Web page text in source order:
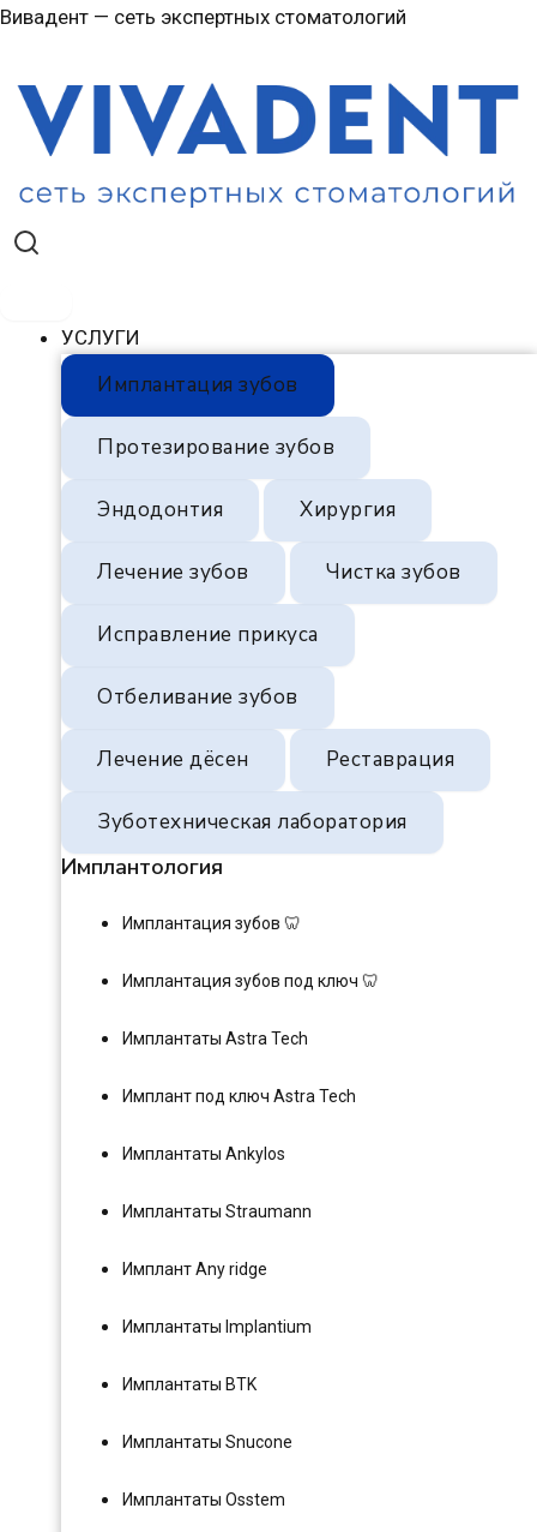
Перейти
содержимому
Вивадент — сеть экспертных стоматологий
УСЛУГИ
Имплантация зубов
Протезирование зубов
Эндодонтия Хирургия
Лечение зубов Чистка зубов
Исправление прикуса
Отбеливание зубов
Лечение дёсен Реставрация
Зуботехническая лаборатория
Имплантология
Имплантация зубов 🦷
Имплантация зубов под ключ 🦷
Имплантаты Astra Tech
Имплант под ключ Astra Tech
Имплантаты Ankylos
Имплантаты Straumann
Имплант Any ridge
Имплантаты Implantium
Имплантаты BTK
Имплантаты Snucone
Имплантаты Osstem
Навигация
записям